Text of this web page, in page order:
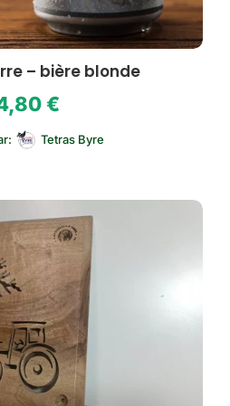
– bière blonde
€
Tetras Byre